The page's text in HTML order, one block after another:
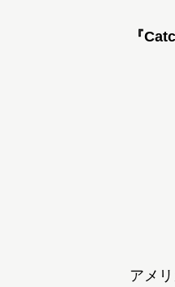
『
アメリ